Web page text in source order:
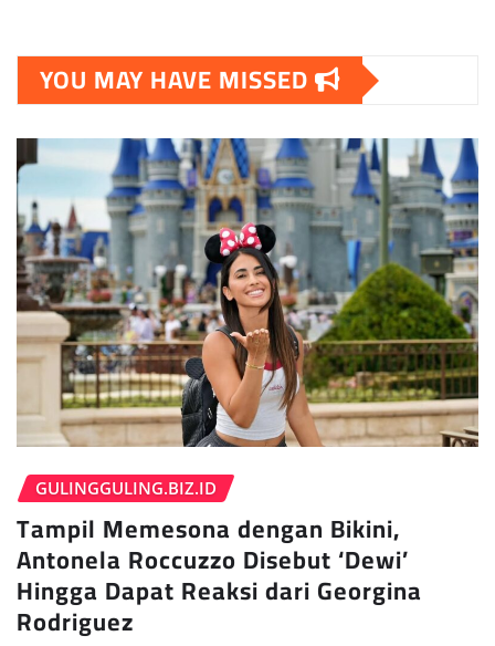
YOU MAY HAVE MISSED
GULINGGULING.BIZ.ID
Tampil Memesona dengan Bikini,
Antonela Roccuzzo Disebut ‘Dewi’
Hingga Dapat Reaksi dari Georgina
Rodriguez